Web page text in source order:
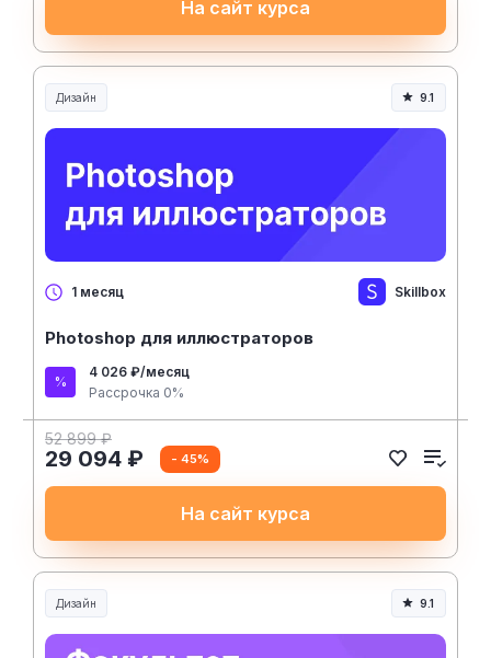
На сайт курса
Дизайн 9.1
1 месяц Skillbox
Photoshop для иллюстраторов
4 026 ₽/месяц
Рассрочка 0%
52 899 ₽
29 094 ₽ - 45%
На сайт курса
Дизайн 9.1